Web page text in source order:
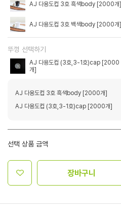
AJ 다용도컵 3호 흑색body [2000개]
AJ 다용도컵 3호 백색body [2000개]
뚜껑 선택하기
AJ 다용도컵 (3호,3-1호)cap [2000
개]
AJ 다용도컵 3호 흑색body [2000개]
AJ 다용도컵 (3호,3-1호)cap [2000개]
선택 상품 금액
장바구니